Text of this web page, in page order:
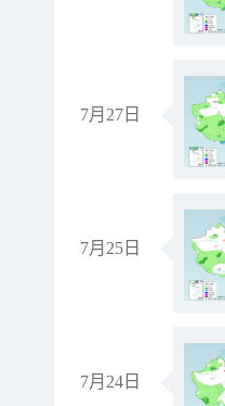
7月27日
7月25日
7月24日